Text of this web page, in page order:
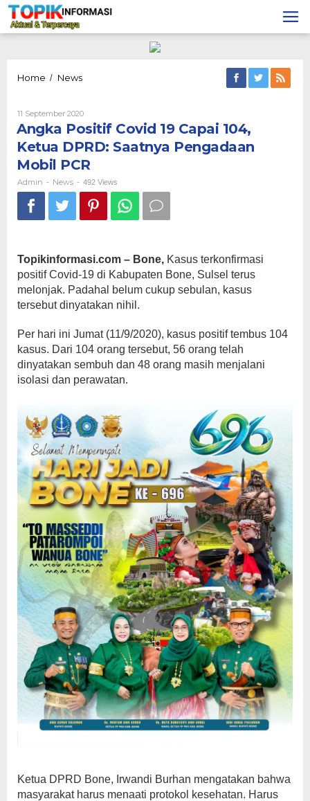
Lewati
konten
Home / NewsAngka
19
Capai
Ketua
DPRD:
Mobil
PCR
11 September 2020Oleh
Admin
Angka Positif Covid 19 Capai 104,
Ketua DPRD: Saatnya Pengadaan
Mobil PCR
Admin - News - 492 Views
Topikinformasi.com – Bone, Kasus terkonfirmasi
positif Covid-19 di Kabupaten Bone, Sulsel terus
melonjak. Padahal belum cukup sebulan, kasus
tersebut dinyatakan nihil.
Per hari ini Jumat (11/9/2020), kasus positif tembus 104
kasus. Dari 104 orang tersebut, 56 orang telah
dinyatakan sembuh dan 48 orang masih menjalani
isolasi dan perawatan.
Ketua DPRD Bone, Irwandi Burhan mengatakan bahwa
masyarakat harus menaati protokol kesehatan. Harus